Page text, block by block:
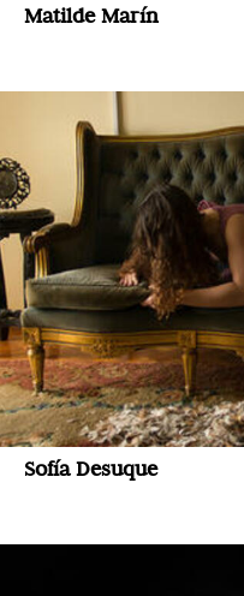
Matilde Marín
Sofía Desuque